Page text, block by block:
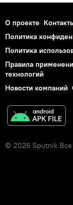
О проекте
Политика
Политика
Правила
технологий
Новости компаний
© 2026 Sputnik